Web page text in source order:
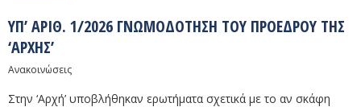
ΥΠ’ ΑΡΙΘ. 1/2026 ΓΝΩΜΟΔΟΤΗΣΗ ΤΟΥ ΠΡΟΕΔΡΟΥ ΤΗΣ
‘ΑΡΧΗΣ’
Ανακοινώσεις
Στην ‘Αρχή’ υποβλήθηκαν ερωτήματα σχετικά με το αν σκάφη